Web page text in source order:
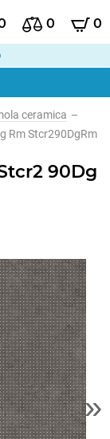
0 0
ceramica –
Rm Stcr290DgRm
90Dg
»